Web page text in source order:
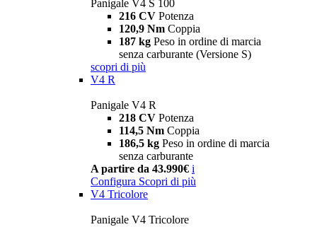
Panigale V4 S 100
216 CV Potenza
120,9 Nm Coppia
187 kg Peso in ordine di marcia
senza carburante (Versione S)
scopri di più
V4 R
Panigale V4 R
218 CV Potenza
114,5 Nm Coppia
186,5 kg Peso in ordine di marcia
senza carburante
A partire da 43.990€ i
Configura Scopri di più
V4 Tricolore
Panigale V4 Tricolore